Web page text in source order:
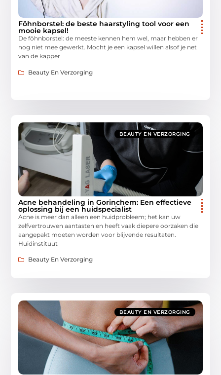
Föhnborstel: de beste haarstyling tool voor een
mooie kapsel!
De föhnborstel: de meeste kennen hem wel, maar hebben er
nog niet mee gewerkt. Mocht je een kapsel willen alsof je net
van de kapper
Beauty En Verzorging
BEAUTY EN VERZORGING
Acne behandeling in Gorinchem: Een effectieve
oplossing bij een huidspecialist
Acne is meer dan alleen een huidprobleem; het kan uw
zelfvertrouwen aantasten en heeft vaak diepere oorzaken die
aangepakt moeten worden voor blijvende resultaten.
Huidinstituut
Beauty En Verzorging
BEAUTY EN VERZORGING